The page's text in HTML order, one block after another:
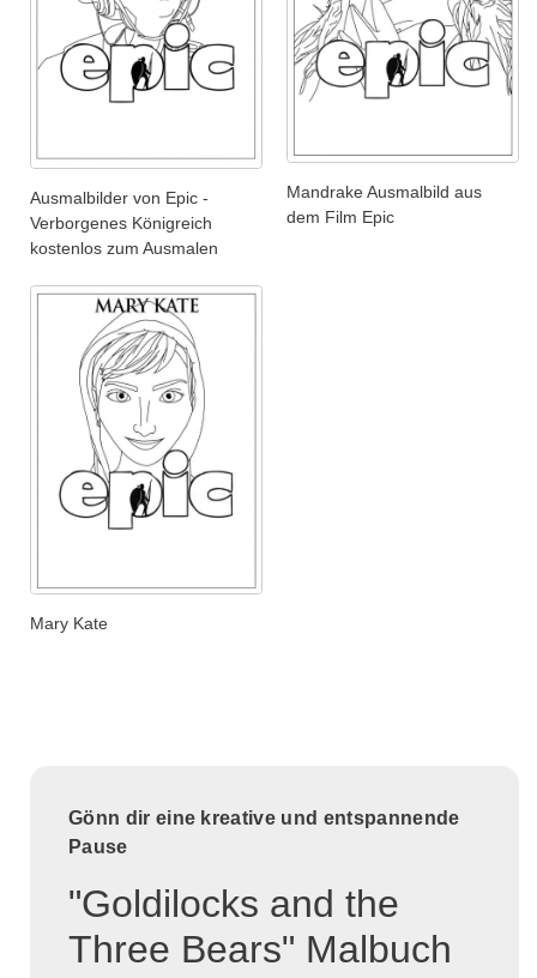
Ausmalbilder von Epic -
Verborgenes Königreich
kostenlos zum Ausmalen
Mandrake Ausmalbild aus
dem Film Epic
Mary Kate
Gönn dir eine kreative und entspannende
Pause
"Goldilocks and the
Three Bears" Malbuch